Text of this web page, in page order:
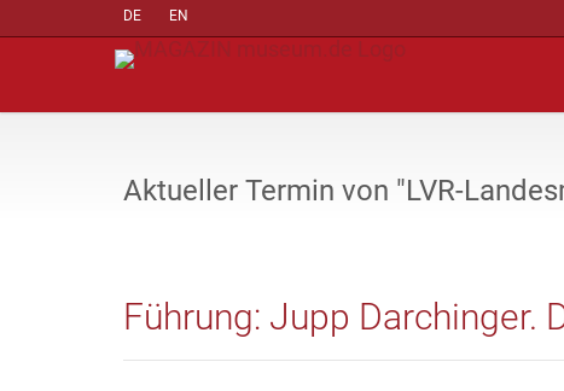
DE EN
Aktueller Termin von "LVR-
Führung: Jupp Darchinger.